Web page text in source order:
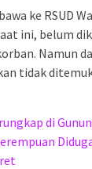
ke RSUD
ini, belum
Namun
tidak
di